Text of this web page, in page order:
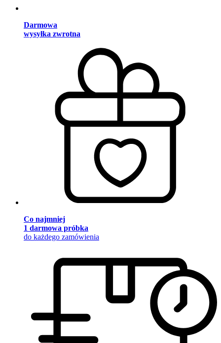
Darmowa
wysyłka zwrotna
Co najmniej
1 darmowa próbka
do każdego zamówienia